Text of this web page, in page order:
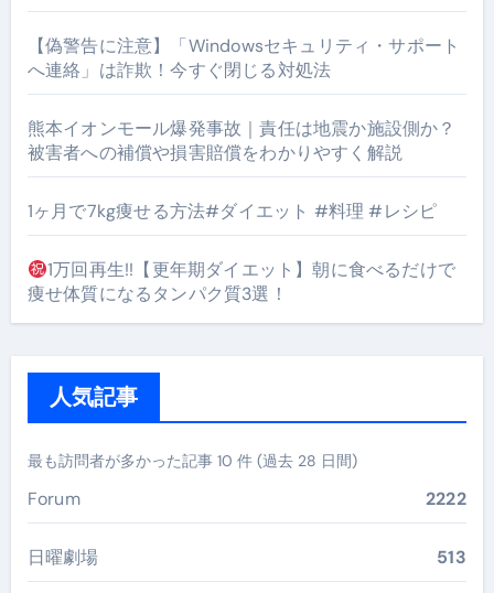
【偽警告に注意】「Windowsセキュリティ・サポート
へ連絡」は詐欺！今すぐ閉じる対処法
熊本イオンモール爆発事故｜責任は地震か施設側か？
被害者への補償や損害賠償をわかりやすく解説
1ヶ月で7kg痩せる方法#ダイエット #料理 #レシピ
1万回再生!!【更年期ダイエット】朝に食べるだけで
痩せ体質になるタンパク質3選！
人気記事
最も訪問者が多かった記事 10 件 (過去 28 日間)
Forum 2222
日曜劇場 513